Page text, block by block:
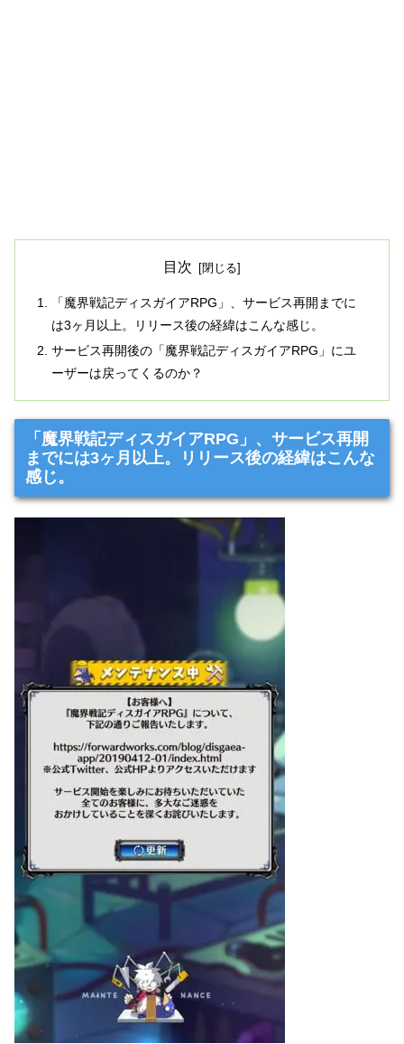
目次
「魔界戦記ディスガイアRPG」、サービス再開までに
は3ヶ月以上。リリース後の経緯はこんな感じ。
サービス再開後の「魔界戦記ディスガイアRPG」にユ
ーザーは戻ってくるのか？
「魔界戦記ディスガイアRPG」、サービス再開
までには3ヶ月以上。リリース後の経緯はこんな
感じ。